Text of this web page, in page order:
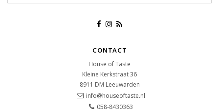
CONTACT
House of Taste
Kleine Kerkstraat 36
8911 DM Leeuwarden
info@houseoftaste.nl
058-8430363